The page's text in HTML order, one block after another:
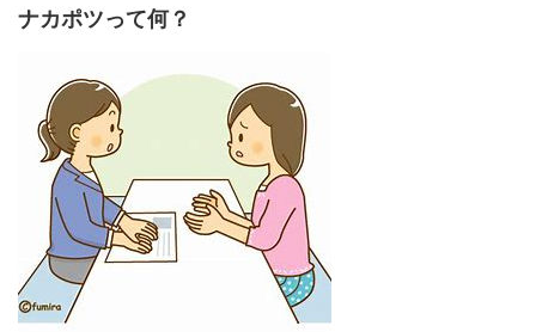
ナカポツって何？